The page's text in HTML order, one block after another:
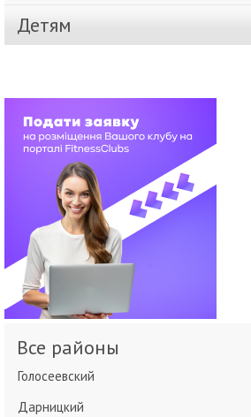
Детям
Все районы
Голосеевский
Дарницкий